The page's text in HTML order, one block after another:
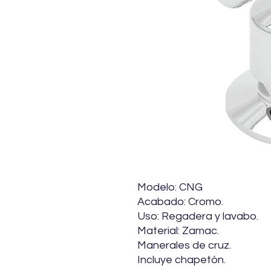
Modelo: CNG
Acabado: Cromo.
Uso: Regadera y lavabo.
Material: Zamac.
Manerales de cruz.
Incluye chapetón.